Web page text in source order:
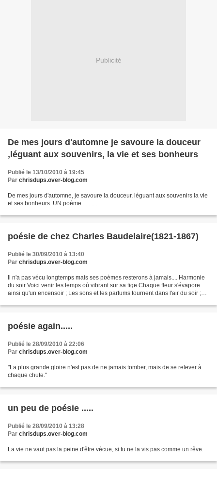
Publicité
De mes jours d'automne je savoure la douceur
,léguant aux souvenirs, la vie et ses bonheurs
Publié le 13/10/2010 à 19:45
Par chrisdups.over-blog.com
De mes jours d'automne, je savoure la douceur, léguant aux souvenirs la vie
et ses bonheurs. UN poéme ..........
poésie de chez Charles Baudelaire(1821-1867)
Publié le 30/09/2010 à 13:40
Par chrisdups.over-blog.com
Il n'a pas vécu longtemps mais ses poèmes resterons à jamais.... Harmonie
du soir Voici venir les temps où vibrant sur sa tige Chaque fleur s'évapore
ainsi qu'un encensoir ; Les sons et les parfums tournent dans l'air du soir ;
poésie again.....
Publié le 28/09/2010 à 22:06
Par chrisdups.over-blog.com
"La plus grande gloire n'est pas de ne jamais tomber, mais de se relever à
chaque chute."
un peu de poésie .....
Publié le 28/09/2010 à 13:28
Par chrisdups.over-blog.com
La vie ne vaut pas la peine d'être vécue, si tu ne la vis pas comme un rêve.